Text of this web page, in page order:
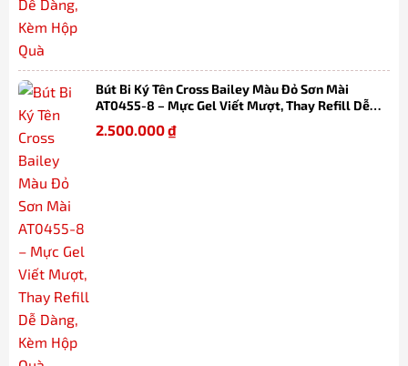
Bút Bi Ký Tên Cross Bailey Màu Đỏ Sơn Mài
AT0455-8 – Mực Gel Viết Mượt, Thay Refill Dễ
Dàng, Kèm Hộp Quà
2.500.000₫